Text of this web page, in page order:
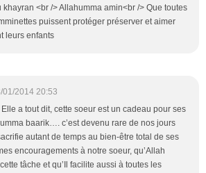
khayran <br /> Allahumma amin<br /> Que toutes
puissent protéger préserver et aimer
leurs enfants
01/2014 20:53
a tout dit, cette soeur est un cadeau pour ses
baarik…. c’est devenu rare de nos jours
autant de temps au bien-être total de ses
encouragements à notre soeur, qu’Allah
tâche et qu’Il facilite aussi à toutes les